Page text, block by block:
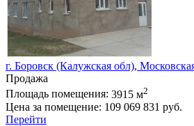
г. Боровск (Калужская обл),
Продажа
Площадь помещения: 3915 м2
Цена за помещение: 109 069 831 руб.
Перейти